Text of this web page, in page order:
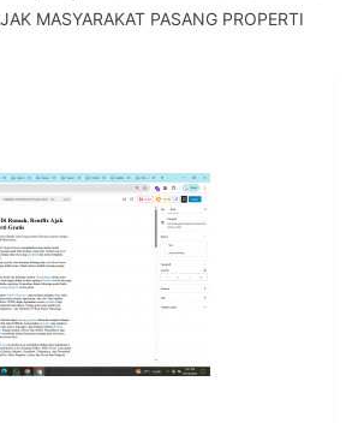
MASYARAKAT PASANG PROPERTI